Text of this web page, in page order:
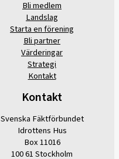
Bli medlem
Landslag
Starta en förening
Bli partner
Värderingar
Strategi
Kontakt
Kontakt
Svenska Fäktförbundet
Idrottens Hus
Box 11016
100 61 Stockholm